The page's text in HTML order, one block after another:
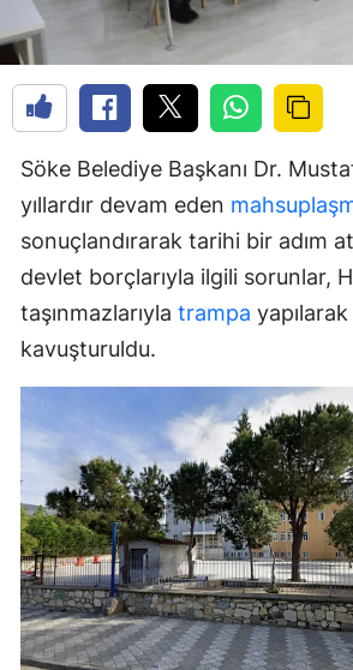
Söke Belediye Başkanı Dr.
yıllardır devam eden
sonuçlandırarak tarihi bir adım
devlet borçlarıyla ilgili sorunlar,
taşınmazlarıyla trampa
kavuşturuldu.